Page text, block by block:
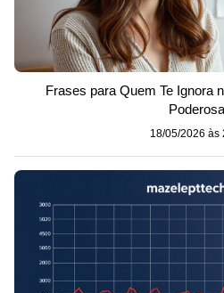
Frases para Quem Te Ignora
18/05/2026 às